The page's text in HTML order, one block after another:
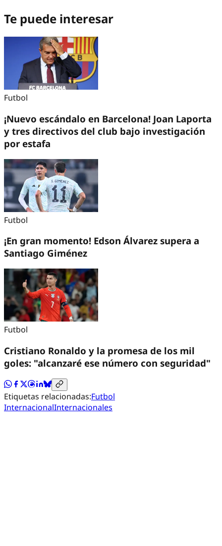
Te puede interesar
Futbol
¡Nuevo escándalo en Barcelona! Joan Laporta
y tres directivos del club bajo investigación
por estafa
Futbol
¡En gran momento! Edson Álvarez supera a
Santiago Giménez
Futbol
Cristiano Ronaldo y la promesa de los mil
goles: "alcanzaré ese número con seguridad"
Etiquetas relacionadas:Futbol
InternacionalInternacionales